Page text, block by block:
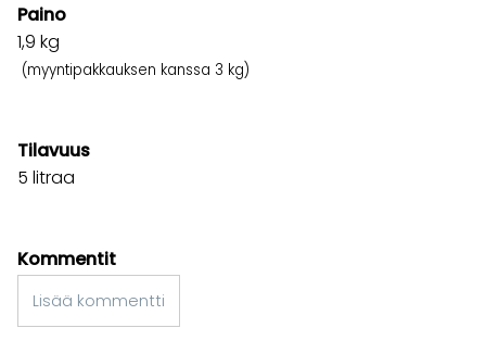
Paino
1,9 kg
(myyntipakkauksen kanssa 3 kg)
Tilavuus
5 litraa
Kommentit
Lisää kommentti